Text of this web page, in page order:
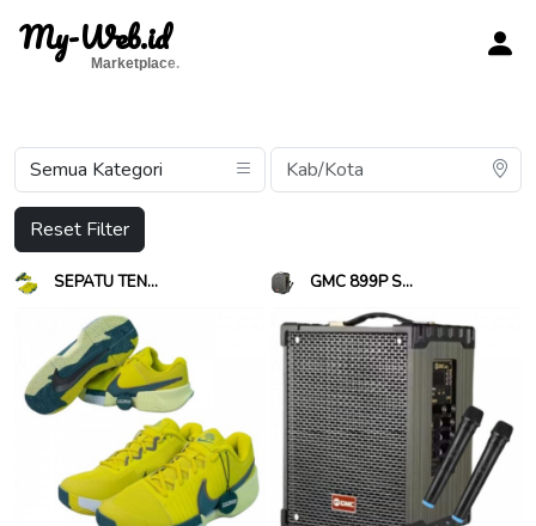
My-Web.id
Marketplace.
Reset Filter
SEPATU TEN... GMC 899P S...